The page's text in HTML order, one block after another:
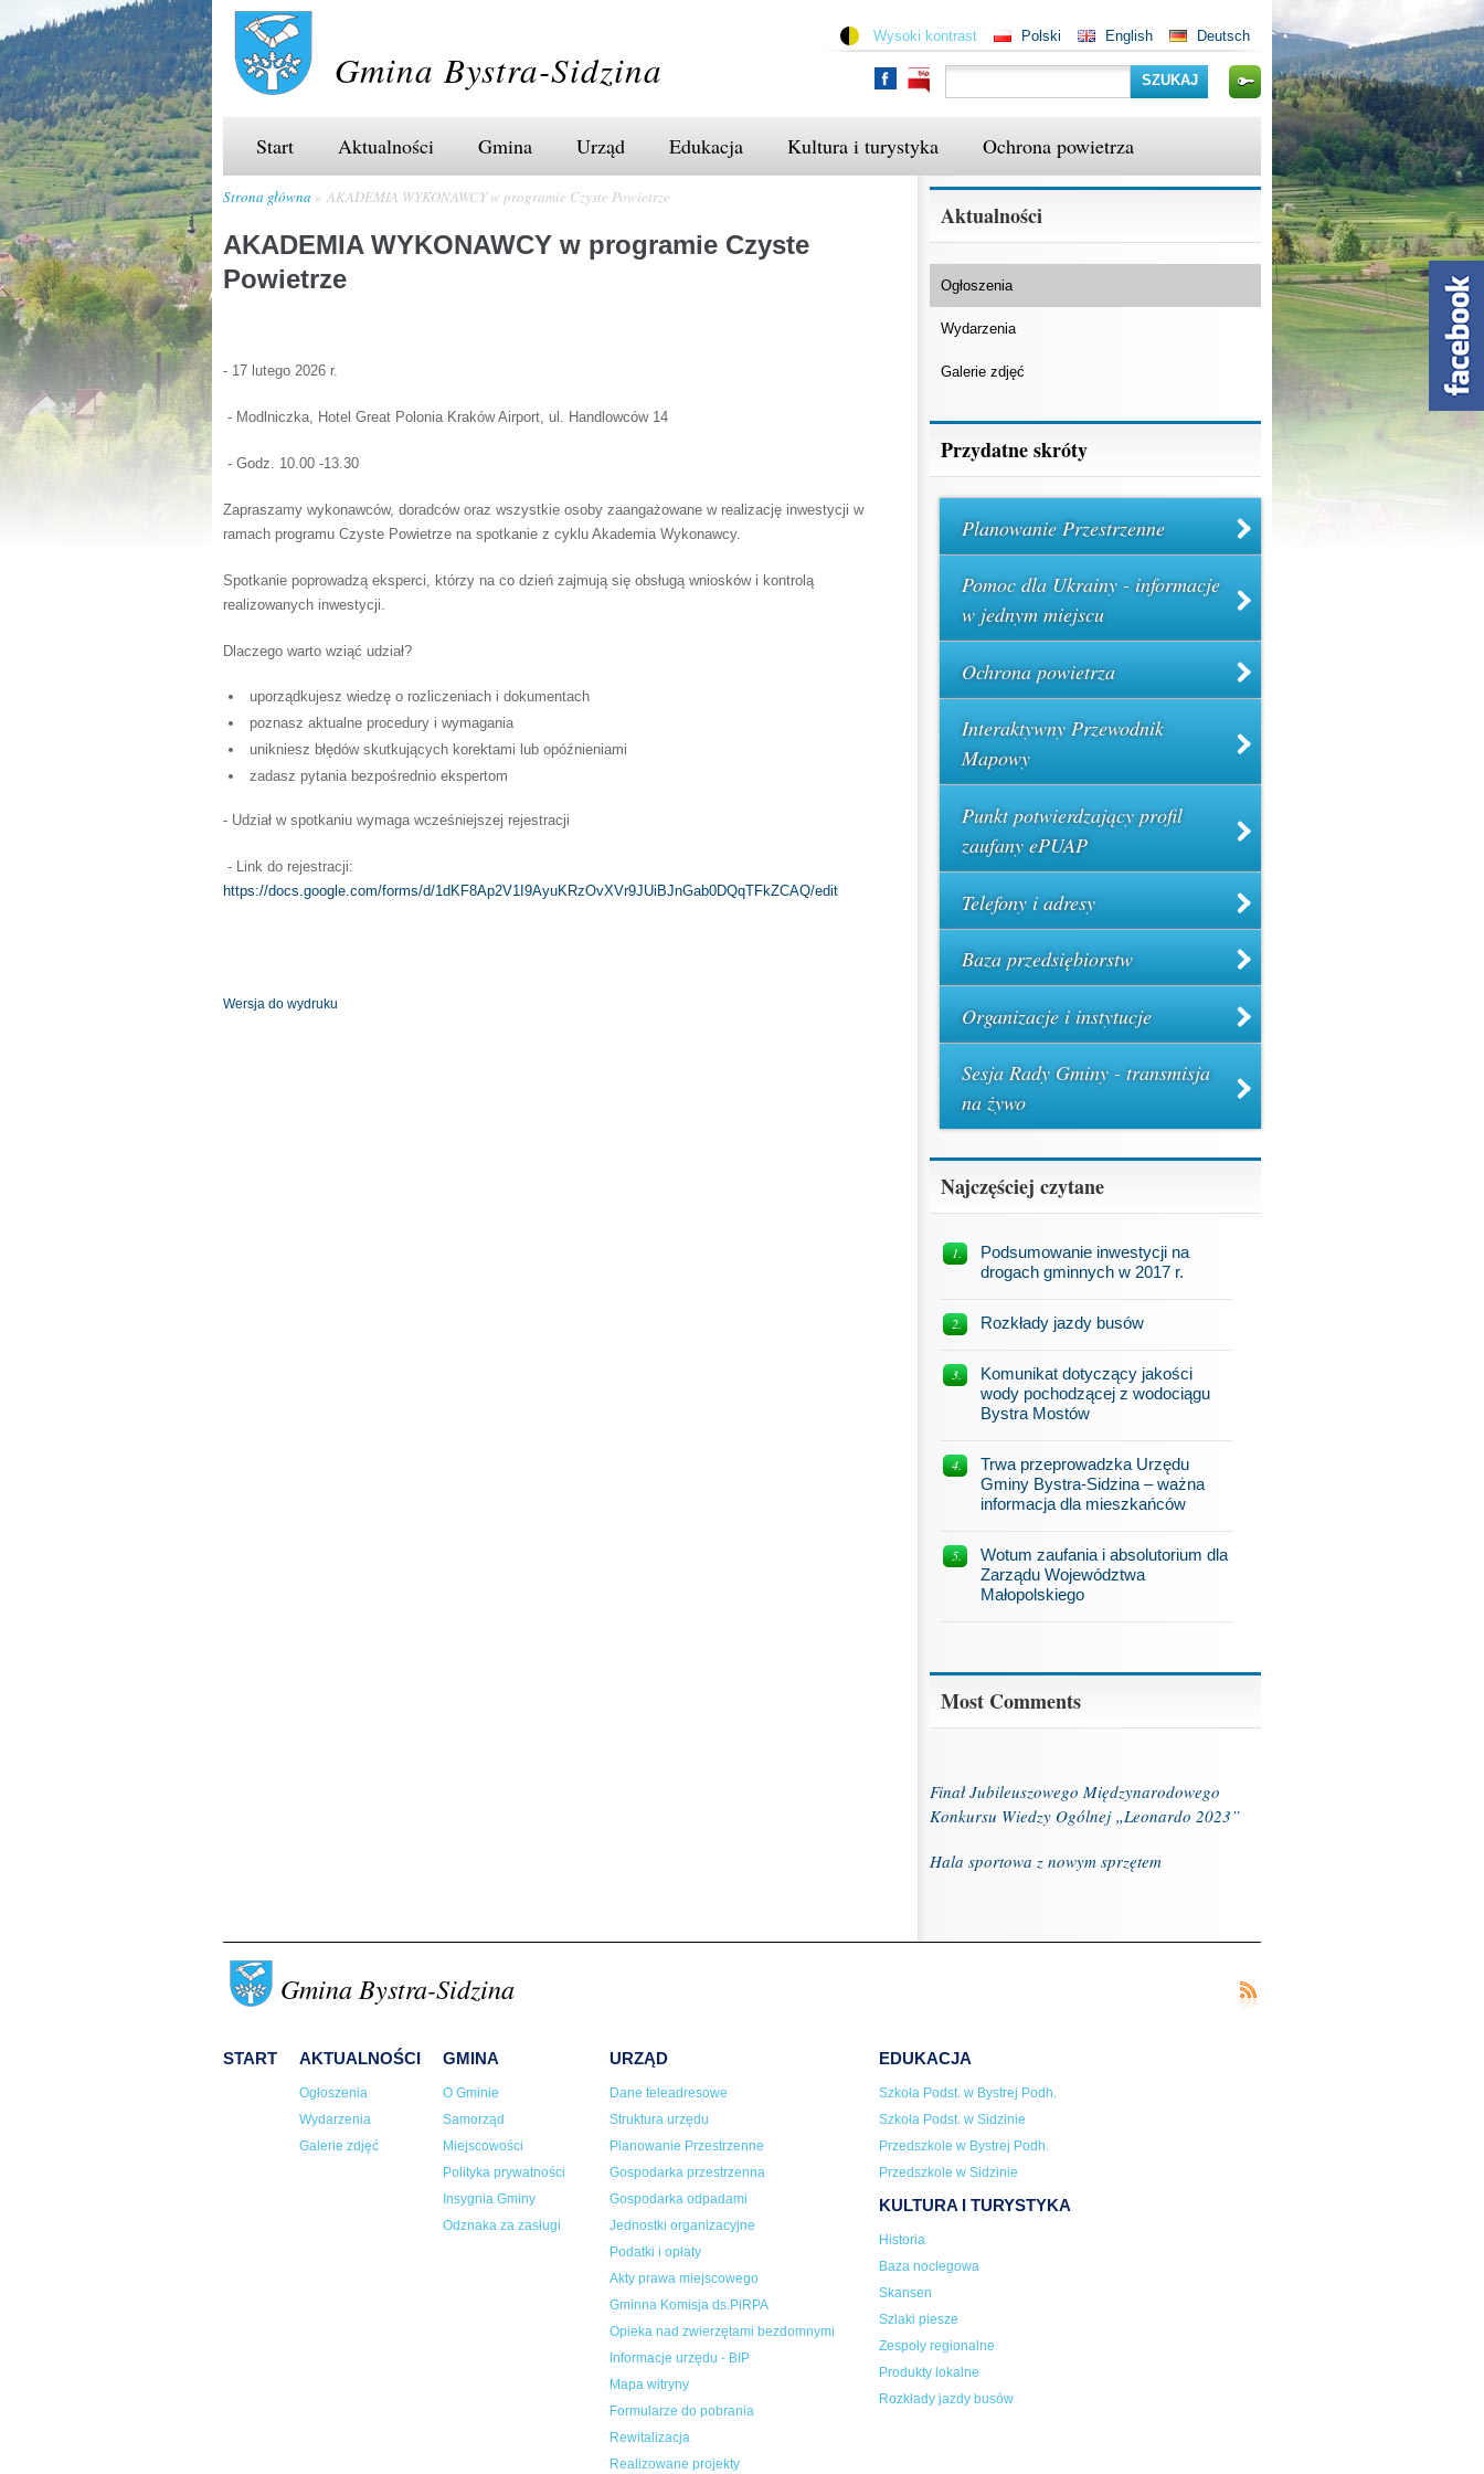
Polski English Deutsch
Wysoki kontrast
Gmina Bystra-Sidzina Szukaj
Start Aktualności Gmina Urząd Edukacja Kultura i turystyka Ochrona powietrza
Strona główna AKADEMIA WYKONAWCY w programie Czyste Powietrze
AKADEMIA WYKONAWCY w programie Czyste
Powietrze
- 17 lutego 2026 r.
- Modlniczka, Hotel Great Polonia Kraków Airport, ul. Handlowców 14
- Godz. 10.00 -13.30
Zapraszamy wykonawców, doradców oraz wszystkie osoby zaangażowane w realizację inwestycji w
ramach programu Czyste Powietrze na spotkanie z cyklu Akademia Wykonawcy.
Spotkanie poprowadzą eksperci, którzy na co dzień zajmują się obsługą wniosków i kontrolą
realizowanych inwestycji.
Dlaczego warto wziąć udział?
uporządkujesz wiedzę o rozliczeniach i dokumentach
poznasz aktualne procedury i wymagania
unikniesz błędów skutkujących korektami lub opóźnieniami
zadasz pytania bezpośrednio ekspertom
- Udział w spotkaniu wymaga wcześniejszej rejestracji
- Link do rejestracji:
https://docs.google.com/forms/d/1dKF8Ap2V1I9AyuKRzOvXVr9JUiBJnGab0DQqTFkZCAQ/edit
Wersja do wydruku
Aktualności
Ogłoszenia
Wydarzenia
Galerie zdjęć
Przydatne skróty
Planowanie Przestrzenne
Pomoc dla Ukrainy - informacje
w jednym miejscu
Ochrona powietrza
Interaktywny Przewodnik
Mapowy
Punkt potwierdzający profil
zaufany ePUAP
Telefony i adresy
Baza przedsiębiorstw
Organizacje i instytucje
Sesja Rady Gminy - transmisja
na żywo
Najczęściej czytane
Podsumowanie inwestycji na
drogach gminnych w 2017 r.
Rozkłady jazdy busów
Komunikat dotyczący jakości
wody pochodzącej z wodociągu
Bystra Mostów
Trwa przeprowadzka Urzędu
Gminy Bystra-Sidzina – ważna
informacja dla mieszkańców
Wotum zaufania i absolutorium dla
Zarządu Województwa
Małopolskiego
Most Comments
Finał Jubileuszowego Międzynarodowego
Konkursu Wiedzy Ogólnej „Leonardo 2023”
Hala sportowa z nowym sprzętem
Gmina Bystra-Sidzina
START AKTUALNOŚCI
Ogłoszenia
Wydarzenia
Galerie zdjęć
GMINA
O Gminie
Samorząd
Miejscowości
Polityka prywatności
Insygnia Gminy
Odznaka za zasługi
URZĄD
Dane teleadresowe
Struktura urzędu
Planowanie Przestrzenne
Gospodarka przestrzenna
Gospodarka odpadami
Jednostki organizacyjne
Podatki i opłaty
Akty prawa miejscowego
Gminna Komisja ds.PiRPA
Opieka nad zwierzętami bezdomnymi
Informacje urzędu - BIP
Mapa witryny
Formularze do pobrania
Rewitalizacja
Realizowane projekty
EDUKACJA
Szkoła Podst. w Bystrej Podh.
Szkoła Podst. w Sidzinie
Przedszkole w Bystrej Podh.
Przedszkole w Sidzinie
KULTURA I TURYSTYKA
Historia
Baza noclegowa
Skansen
Szlaki piesze
Zespoły regionalne
Produkty lokalne
Rozkłady jazdy busów